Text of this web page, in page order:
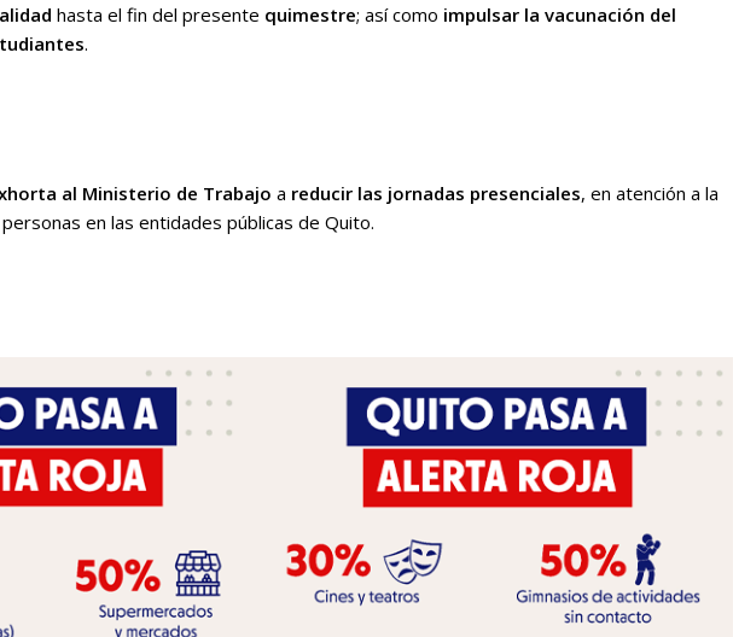
hasta el fin del presente quimestre; así como impulsar la vacunación del
.
al Ministerio de Trabajo a reducir las jornadas presenciales, en atención a la
en las entidades públicas de Quito.